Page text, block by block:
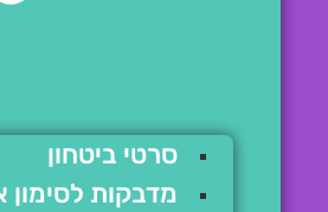
סרטי ביטחון
מדבקות לסימון